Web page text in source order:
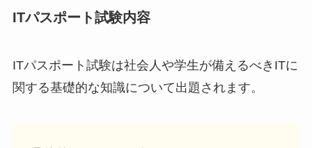
ITパスポート試験内容
ITパスポート試験は社会人や学生が備えるべきITに
関する基礎的な知識について出題されます。